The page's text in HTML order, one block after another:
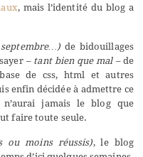
, mais l’identité du blog a
de bidouillages
– tant bien que mal –de
de css, html et autres
enfin décidée à admettre ce
jamais le blog que
faire toute seule.
ou moins réussis), le blog